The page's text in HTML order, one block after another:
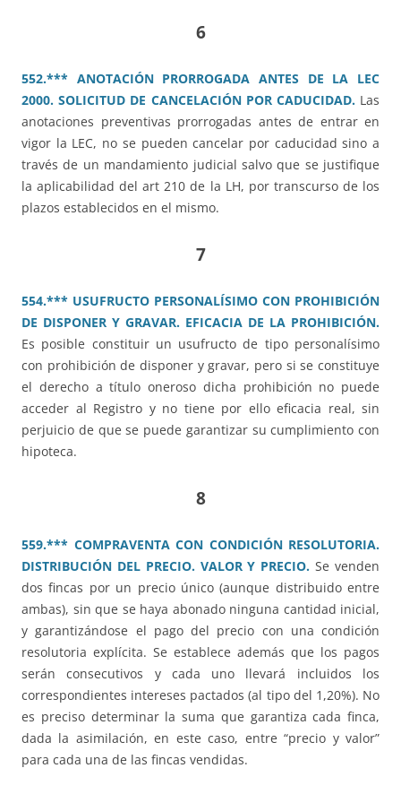
6
552.*** ANOTACIÓN PRORROGADA ANTES DE LA LEC
2000. SOLICITUD DE CANCELACIÓN POR CADUCIDAD. Las
anotaciones preventivas prorrogadas antes de entrar en
vigor la LEC, no se pueden cancelar por caducidad sino a
través de un mandamiento judicial salvo que se justifique
la aplicabilidad del art 210 de la LH, por transcurso de los
plazos establecidos en el mismo.
7
554.*** USUFRUCTO PERSONALÍSIMO CON PROHIBICIÓN
DE DISPONER Y GRAVAR. EFICACIA DE LA PROHIBICIÓN.
Es posible constituir un usufructo de tipo personalísimo
con prohibición de disponer y gravar, pero si se constituye
el derecho a título oneroso dicha prohibición no puede
acceder al Registro y no tiene por ello eficacia real, sin
perjuicio de que se puede garantizar su cumplimiento con
hipoteca.
8
559.*** COMPRAVENTA CON CONDICIÓN RESOLUTORIA.
DISTRIBUCIÓN DEL PRECIO. VALOR Y PRECIO. Se venden
dos fincas por un precio único (aunque distribuido entre
ambas), sin que se haya abonado ninguna cantidad inicial,
y garantizándose el pago del precio con una condición
resolutoria explícita. Se establece además que los pagos
serán consecutivos y cada uno llevará incluidos los
correspondientes intereses pactados (al tipo del 1,20%). No
es preciso determinar la suma que garantiza cada finca,
dada la asimilación, en este caso, entre “precio y valor”
para cada una de las fincas vendidas.